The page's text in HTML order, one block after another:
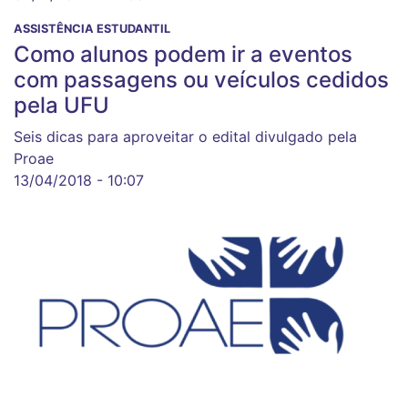
ASSISTÊNCIA ESTUDANTIL
Como alunos podem ir a eventos
com passagens ou veículos cedidos
pela UFU
Seis dicas para aproveitar o edital divulgado pela
Proae
13/04/2018 - 10:07